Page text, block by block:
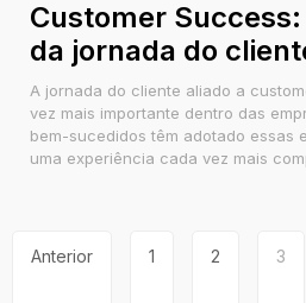
Customer
da jornada do
A jornada do cliente aliado a
vez mais importante dentro das
bem-sucedidos têm adotado essas
uma experiência cada vez mais
Anterior 1 2 3